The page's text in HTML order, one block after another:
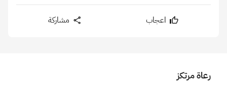
اعجاب مشاركة
رعاة مرتكز